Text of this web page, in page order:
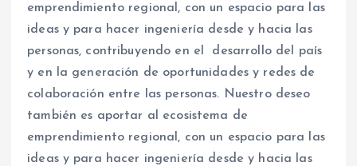
emprendimiento regional, con un espacio para las
ideas y para hacer ingeniería desde y hacia las
personas, contribuyendo en el desarrollo del país
y en la generación de oportunidades y redes de
colaboración entre las personas. Nuestro deseo
también es aportar al ecosistema de
emprendimiento regional, con un espacio para las
ideas y para hacer ingeniería desde y hacia las